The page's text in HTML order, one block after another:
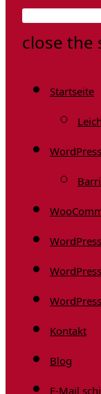
close the
Startseite
Kontakt
Blog
E-Mail